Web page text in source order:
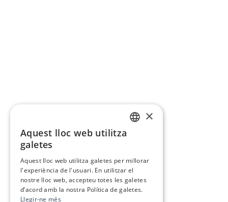
×
Aquest lloc web utilitza
galetes
Aquest lloc web utilitza galetes per millorar
l'experiència de l'usuari. En utilitzar el
nostre lloc web, accepteu totes les galetes
d’acord amb la nostra Política de galetes.
Llegir-ne més